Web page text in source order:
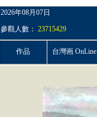
2026年08月07日
參觀人數： 23715429
作品 台灣画 OnLine